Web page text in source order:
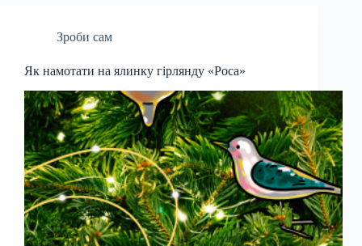
Зроби сам
Як намотати на ялинку гірлянду «Роса»